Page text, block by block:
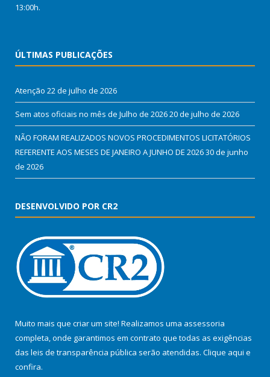
13:00h.
ÚLTIMAS PUBLICAÇÕES
Atenção 22 de julho de 2026
Sem atos oficiais no mês de Julho de 202620 de julho de 2026
NÃO FORAM REALIZADOS NOVOS PROCEDIMENTOS LICITATÓRIOS
REFERENTE AOS MESES DE JANEIRO A JUNHO DE 202630 de junho
de 2026
DESENVOLVIDO POR CR2
Muito mais que criar um site! Realizamos uma assessoria
completa, onde garantimos em contrato que todas as exigências
das leis de transparência pública serão atendidas. Clique aqui e
confira.